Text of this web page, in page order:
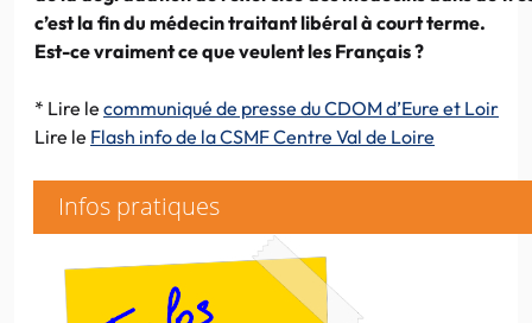
c’est la fin du médecin traitant libéral à court terme.
Est-ce vraiment ce que veulent les Français ?
* Lire le communiqué de presse du CDOM d’Eure et Loir
Lire le Flash info de la CSMF Centre Val de Loire
Infos pratiques